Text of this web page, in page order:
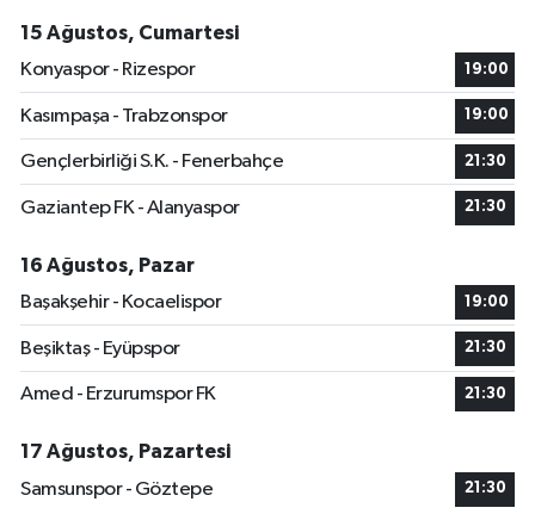
15 Ağustos, Cumartesi
Konyaspor - Rizespor
19:00
Kasımpaşa - Trabzonspor 19:00
Gençlerbirliği S.K. - Fenerbahçe 21:30
Gaziantep FK - Alanyaspor 21:30
16 Ağustos, Pazar
Başakşehir - Kocaelispor
19:00
Beşiktaş - Eyüpspor 21:30
Amed - Erzurumspor FK 21:30
17 Ağustos, Pazartesi
Samsunspor - Göztepe
21:30